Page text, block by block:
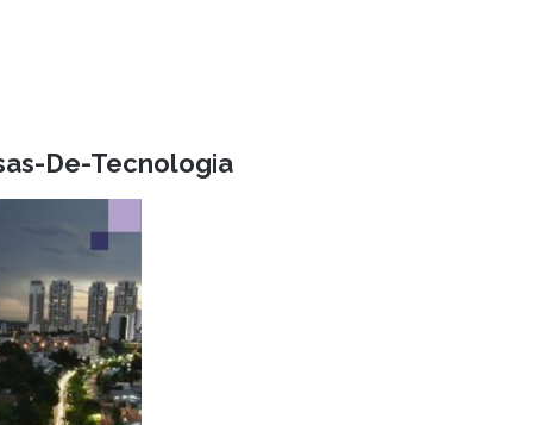
De-Tecnologia